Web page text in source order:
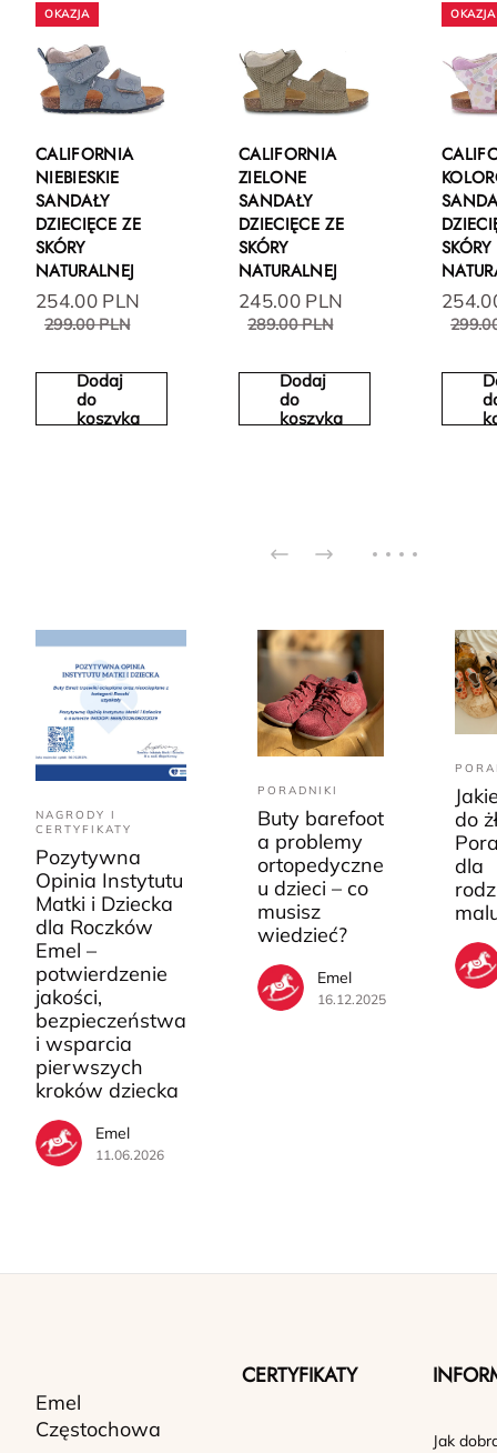
CALIFORNIA
NIEBIESKIE
SANDAŁY
DZIECIĘCE ZE
SKÓRY
NATURALNEJ
254.00 PLN
299.00 PLN
Dodaj
do
koszyka
CALIFORNIA
ZIELONE
SANDAŁY
DZIECIĘCE ZE
SKÓRY
NATURALNEJ
245.00 PLN
289.00 PLN
Dodaj
do
koszyka
SKÓRY
NAGRODY I
CERTYFIKATY
Pozytywna
Opinia Instytutu
Matki i Dziecka
dla Roczków
Emel –
potwierdzenie
jakości,
bezpieczeństwa
i wsparcia
pierwszych
kroków dziecka
Emel
11.06.2026
PORADNIKI
Buty barefoot
a problemy
ortopedyczne
u dzieci – co
musisz
wiedzieć?
Emel
16.12.2025
do
dla
Emel
Częstochowa
CERTYFIKATY
Jak